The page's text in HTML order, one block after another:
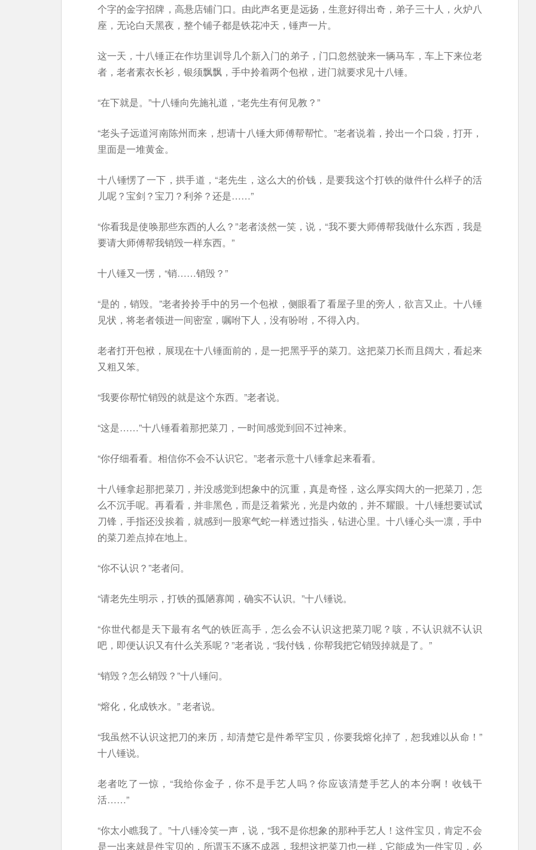
个字的金字招牌，高悬店铺门口。由此声名更是远扬，生意好得出奇，弟子三十人，火炉八
座，无论白天黑夜，整个铺子都是铁花冲天，锤声一片。
这一天，十八锤正在作坊里训导几个新入门的弟子，门口忽然驶来一辆马车，车上下来位老
者，老者素衣长衫，银须飘飘，手中拎着两个包袱，进门就要求见十八锤。
“在下就是。”十八锤向先施礼道，“老先生有何见教？”
“老头子远道河南陈州而来，想请十八锤大师傅帮帮忙。”老者说着，拎出一个口袋，打开，
里面是一堆黄金。
十八锤愣了一下，拱手道，“老先生，这么大的价钱，是要我这个打铁的做件什么样子的活
儿呢？宝剑？宝刀？利斧？还是……”
“你看我是使唤那些东西的人么？”老者淡然一笑，说，“我不要大师傅帮我做什么东西，我是
要请大师傅帮我销毁一样东西。”
十八锤又一愣，“销……销毁？”
“是的，销毁。”老者拎拎手中的另一个包袱，侧眼看了看屋子里的旁人，欲言又止。十八锤
见状，将老者领进一间密室，嘱咐下人，没有吩咐，不得入内。
老者打开包袱，展现在十八锤面前的，是一把黑乎乎的菜刀。这把菜刀长而且阔大，看起来
又粗又笨。
“我要你帮忙销毁的就是这个东西。”老者说。
“这是……”十八锤看着那把菜刀，一时间感觉到回不过神来。
“你仔细看看。相信你不会不认识它。”老者示意十八锤拿起来看看。
十八锤拿起那把菜刀，并没感觉到想象中的沉重，真是奇怪，这么厚实阔大的一把菜刀，怎
么不沉手呢。再看看，并非黑色，而是泛着紫光，光是内敛的，并不耀眼。十八锤想要试试
刀锋，手指还没挨着，就感到一股寒气蛇一样透过指头，钻进心里。十八锤心头一凛，手中
的菜刀差点掉在地上。
“你不认识？”老者问。
“请老先生明示，打铁的孤陋寡闻，确实不认识。”十八锤说。
“你世代都是天下最有名气的铁匠高手，怎么会不认识这把菜刀呢？咳，不认识就不认识
吧，即便认识又有什么关系呢？”老者说，“我付钱，你帮我把它销毁掉就是了。”
“销毁？怎么销毁？”十八锤问。
“熔化，化成铁水。” 老者说。
“我虽然不认识这把刀的来历，却清楚它是件希罕宝贝，你要我熔化掉了，恕我难以从命！”
十八锤说。
老者吃了一惊，“我给你金子，你不是手艺人吗？你应该清楚手艺人的本分啊！收钱干
活……”
“你太小瞧我了。”十八锤冷笑一声，说，“我不是你想象的那种手艺人！这件宝贝，肯定不会
是一出来就是件宝贝的，所谓玉不琢不成器，我想这把菜刀也一样，它能成为一件宝贝，必